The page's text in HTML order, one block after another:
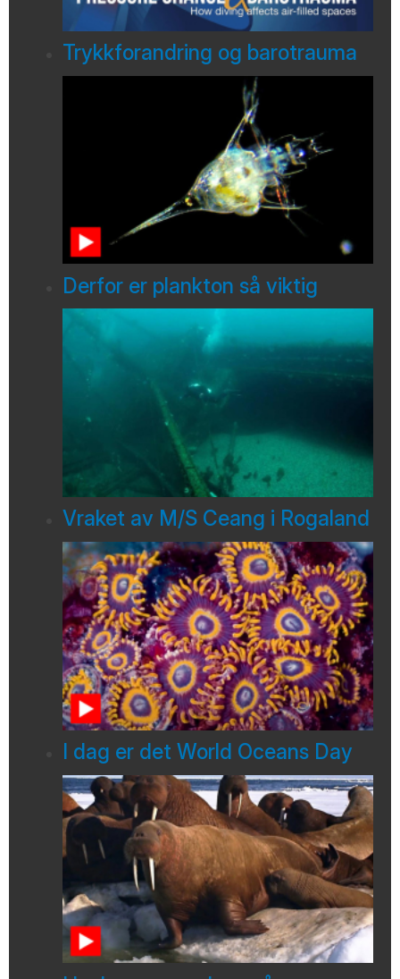
Trykkforandring og barotrauma
Derfor er plankton så viktig
Vraket av M/S Ceang i Rogaland
I dag er det World Oceans Day